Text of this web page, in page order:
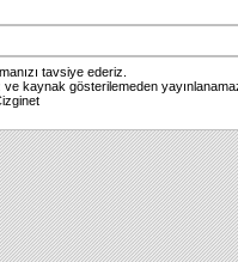
tavsiye ederiz.
ve kaynak gösterilemeden